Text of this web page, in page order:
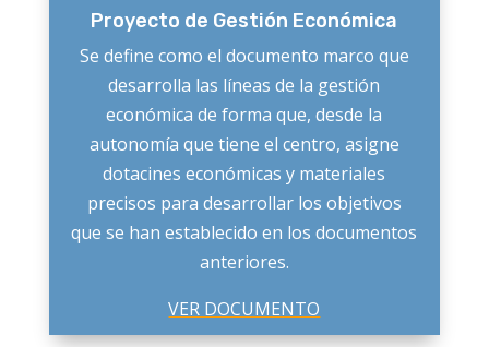
Proyecto de Gestión Económica
Se define como el documento marco que
desarrolla las líneas de la gestión
económica de forma que, desde la
autonomía que tiene el centro, asigne
dotacines económicas y materiales
precisos para desarrollar los objetivos
que se han establecido en los documentos
anteriores.
VER DOCUMENTO